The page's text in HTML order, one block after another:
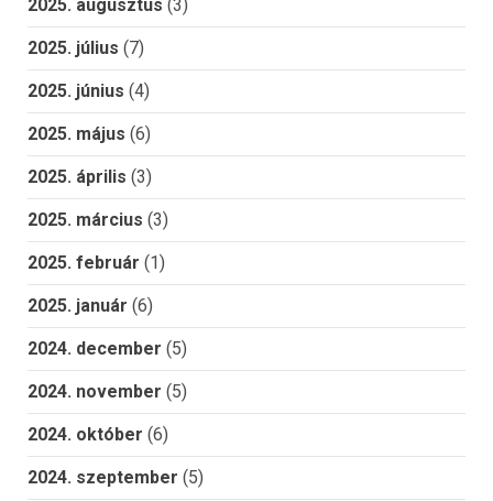
2025. augusztus (3)
2025. július (7)
2025. június (4)
2025. május (6)
2025. április (3)
2025. március (3)
2025. február (1)
2025. január (6)
2024. december (5)
2024. november (5)
2024. október (6)
2024. szeptember (5)